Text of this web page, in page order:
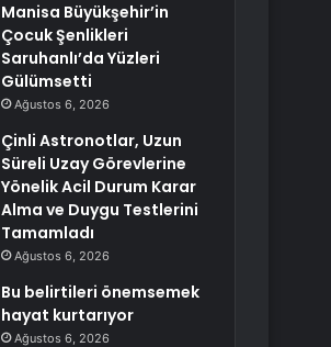
Manisa Büyükşehir’in
Çocuk Şenlikleri
Saruhanlı’da Yüzleri
Gülümsetti
Ağustos 6, 2026
Çinli Astronotlar, Uzun
Süreli Uzay Görevlerine
Yönelik Acil Durum Karar
Alma ve Duygu Testlerini
Tamamladı
Ağustos 6, 2026
Bu belirtileri önemsemek
hayat kurtarıyor
Ağustos 6, 2026